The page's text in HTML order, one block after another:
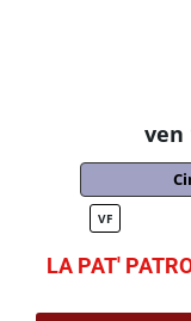
ven
VF
LA PAT'